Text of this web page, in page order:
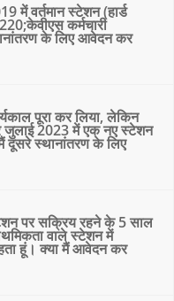
में वर्तमान स्टेशन (हार्ड
कर्मचारी
के लिए आवेदन कर
पूरा कर लिया, लेकिन
जुलाई 2023 में एक नए स्टेशन
दूसरे स्थानांतरण के लिए
पर सक्रिय रहने के 5 साल
वाले स्टेशन में
हूं। क्या मैं आवेदन कर